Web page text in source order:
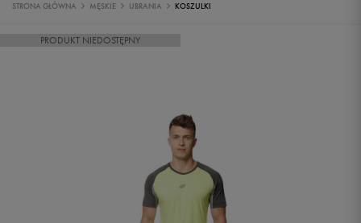
STRONA GŁÓWNA MĘSKIE UBRANIA KOSZULKI
PRODUKT NIEDOSTĘPNY